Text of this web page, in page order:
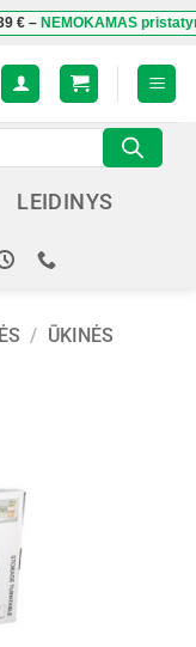
pristatymas
LEIDINYS
/ ŪKINĖS